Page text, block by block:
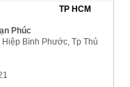
TP HCM
Phúc
Hiệp Bình Phước, Tp Thủ